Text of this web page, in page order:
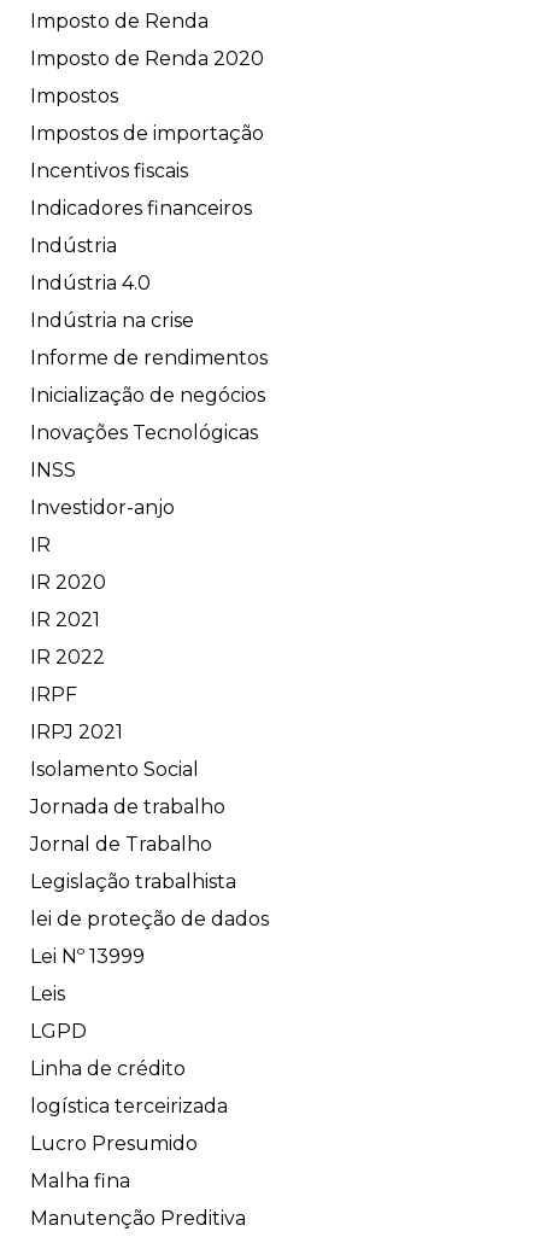
Imposto de Renda
Imposto de Renda 2020
Impostos
Impostos de importação
Incentivos fiscais
Indicadores financeiros
Indústria
Indústria 4.0
Indústria na crise
Informe de rendimentos
Inicialização de negócios
Inovações Tecnológicas
INSS
Investidor-anjo
IR
IR 2020
IR 2021
IR 2022
IRPF
IRPJ 2021
Isolamento Social
Jornada de trabalho
Jornal de Trabalho
Legislação trabalhista
lei de proteção de dados
Lei Nº 13999
Leis
LGPD
Linha de crédito
logística terceirizada
Lucro Presumido
Malha fina
Manutenção Preditiva